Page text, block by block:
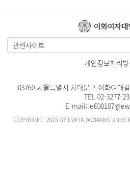
이화여자대
관련사이트
개인정보처리방
03760 서울특별시 서대문구 이화여대
TEL.02-3277-
E-mail:
COPYRIGHT 2023 BY EWHA WOMANS